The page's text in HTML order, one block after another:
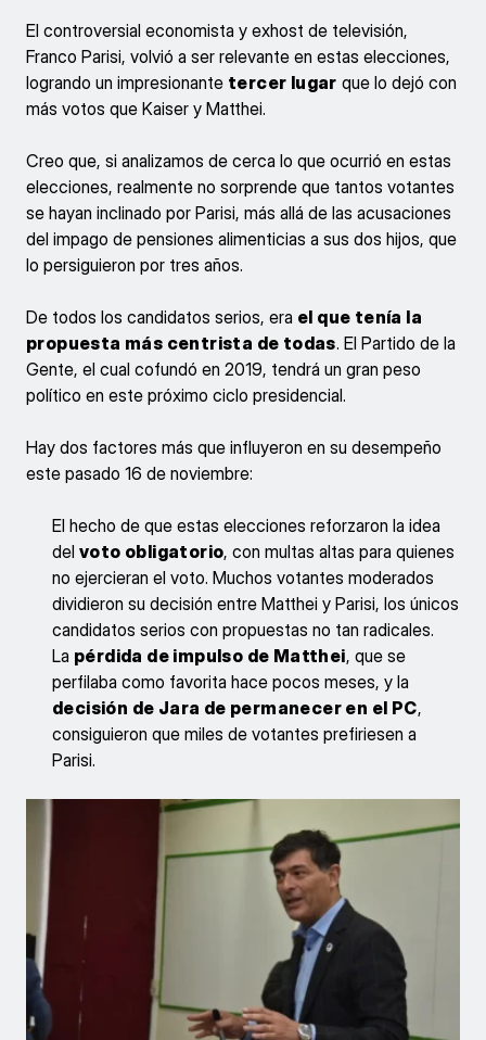
El controversial economista y exhost de televisión,
Franco Parisi, volvió a ser relevante en estas elecciones,
logrando un impresionante tercer lugar que lo dejó con
más votos que Kaiser y Matthei.
Creo que, si analizamos de cerca lo que ocurrió en estas
elecciones, realmente no sorprende que tantos votantes
se hayan inclinado por Parisi, más allá de las acusaciones
del impago de pensiones alimenticias a sus dos hijos, que
lo persiguieron por tres años.
De todos los candidatos serios, era el que tenía la
propuesta más centrista de todas. El Partido de la
Gente, el cual cofundó en 2019, tendrá un gran peso
político en este próximo ciclo presidencial.
Hay dos factores más que influyeron en su desempeño
este pasado 16 de noviembre:
El hecho de que estas elecciones reforzaron la idea
del voto obligatorio, con multas altas para quienes
no ejercieran el voto. Muchos votantes moderados
dividieron su decisión entre Matthei y Parisi, los únicos
candidatos serios con propuestas no tan radicales.
La pérdida de impulso de Matthei, que se
perfilaba como favorita hace pocos meses, y la
decisión de Jara de permanecer en el PC,
consiguieron que miles de votantes prefiriesen a
Parisi.